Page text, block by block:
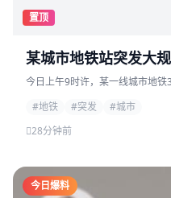
置顶
某城市地铁站突发大
今日上午9时许，某一线城市地
#地铁
#突发
#城市
28分钟前
今日爆料